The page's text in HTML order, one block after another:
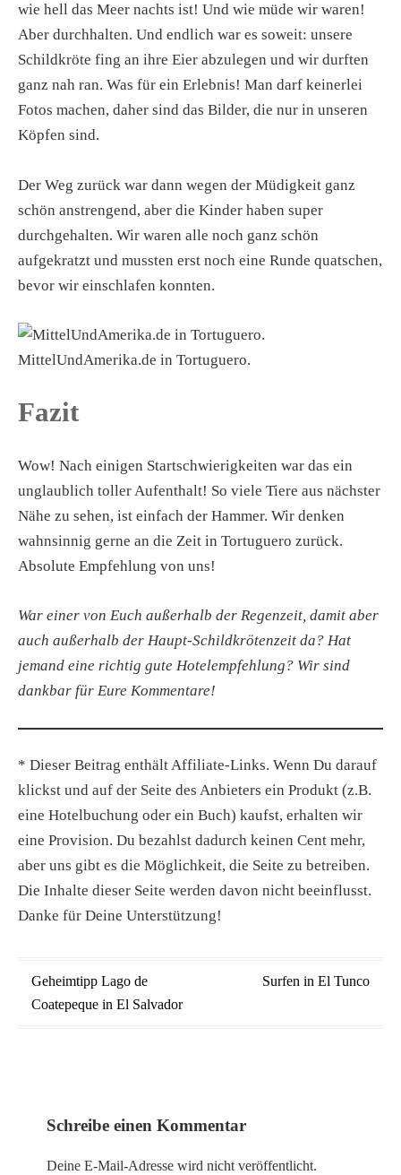
wie hell das Meer nachts ist! Und wie müde wir waren!
Aber durchhalten. Und endlich war es soweit: unsere
Schildkröte fing an ihre Eier abzulegen und wir durften
ganz nah ran. Was für ein Erlebnis! Man darf keinerlei
Fotos machen, daher sind das Bilder, die nur in unseren
Köpfen sind.
Der Weg zurück war dann wegen der Müdigkeit ganz
schön anstrengend, aber die Kinder haben super
durchgehalten. Wir waren alle noch ganz schön
aufgekratzt und mussten erst noch eine Runde quatschen,
bevor wir einschlafen konnten.
MittelUndAmerika.de in Tortuguero.
Fazit
Wow! Nach einigen Startschwierigkeiten war das ein
unglaublich toller Aufenthalt! So viele Tiere aus nächster
Nähe zu sehen, ist einfach der Hammer. Wir denken
wahnsinnig gerne an die Zeit in Tortuguero zurück.
Absolute Empfehlung von uns!
War einer von Euch außerhalb der Regenzeit, damit aber
auch außerhalb der Haupt-Schildkrötenzeit da? Hat
jemand eine richtig gute Hotelempfehlung? Wir sind
dankbar für Eure Kommentare!
* Dieser Beitrag enthält Affiliate-Links. Wenn Du darauf
klickst und auf der Seite des Anbieters ein Produkt (z.B.
eine Hotelbuchung oder ein Buch) kaufst, erhalten wir
eine Provision. Du bezahlst dadurch keinen Cent mehr,
aber uns gibt es die Möglichkeit, die Seite zu betreiben.
Die Inhalte dieser Seite werden davon nicht beeinflusst.
Danke für Deine Unterstützung!
Beitragsnavigation
Geheimtipp Lago de
Coatepeque in El Salvador
Surfen in El Tunco
Schreibe einen Kommentar
Deine E-Mail-Adresse wird nicht veröffentlicht.